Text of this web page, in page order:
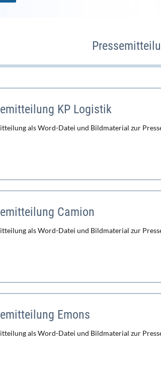
KP Logistik
als Word-Datei und Bildmaterial zur
Camion
als Word-Datei und Bildmaterial zur
Emons
als Word-Datei und Bildmaterial zur